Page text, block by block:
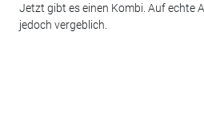
Jetzt gibt es einen Kombi. Auf echte
jedoch vergeblich.